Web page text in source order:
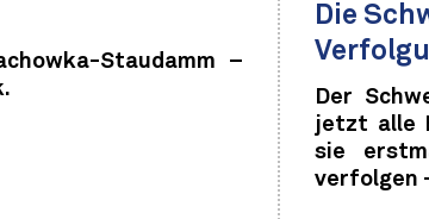
Staudamm –
Die
Der
jetzt alle
sie
verfolgen